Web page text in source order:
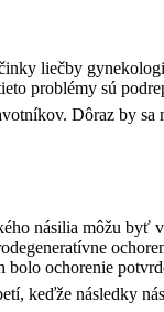
liečby
problémy sú
Dôraz by
násilia môžu
ochorenie
keďže následky